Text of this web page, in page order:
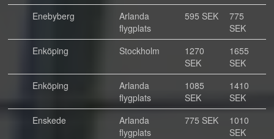
Enebyberg
Arlanda
flygplats
595 SEK
775
SEK
Enköping
Stockholm
1270
SEK
1655
SEK
Enköping
Arlanda
flygplats
1085
SEK
1410
SEK
Enskede
Arlanda
flygplats
775 SEK
1010
SEK